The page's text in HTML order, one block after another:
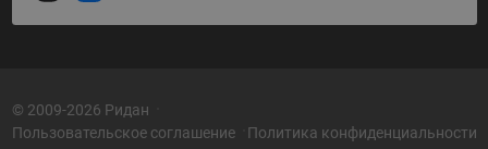
Насосное оборудование
© 2009-2026 Ридан
Пользовательское соглашение
Политика конфиденциальности